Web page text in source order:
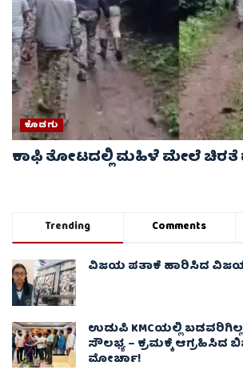
ಕೊಡಗು
ಕಾಫಿ ತೋಟದಲ್ಲಿ ಮಹಿಳೆ ಮೇಲೆ ಚಿರತೆ
Trending Comments
ವಿಜಯ ಪತಾಕೆ ಹಾರಿಸಿದ ವಿಜಯ
ಉಡುಪಿ KMCಯಲ್ಲಿ
ಸೌಲಭ್ಯ – ಕ್ರಮಕ್ಕೆ ಆಗ್ರಹಿಸಿದ
ಮೋರ್ಚಾ!